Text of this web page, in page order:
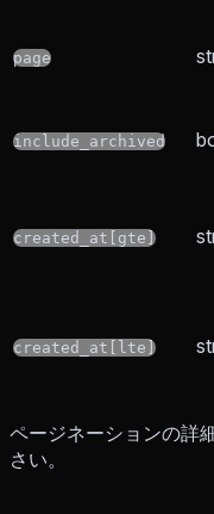
page
include_archived
created_at[gte]
created_at[lte]
ページネーションの詳
さい。